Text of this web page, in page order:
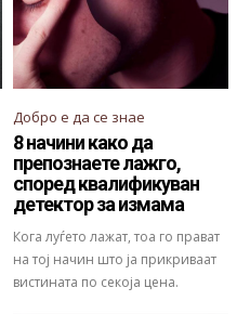
Добро е да се знае
8 начини како да
препознаете лажго,
според квалификуван
детектор за измама
Кога луѓето лажат, тоа го прават
на тој начин што ја прикриваат
вистината по секоја цена.